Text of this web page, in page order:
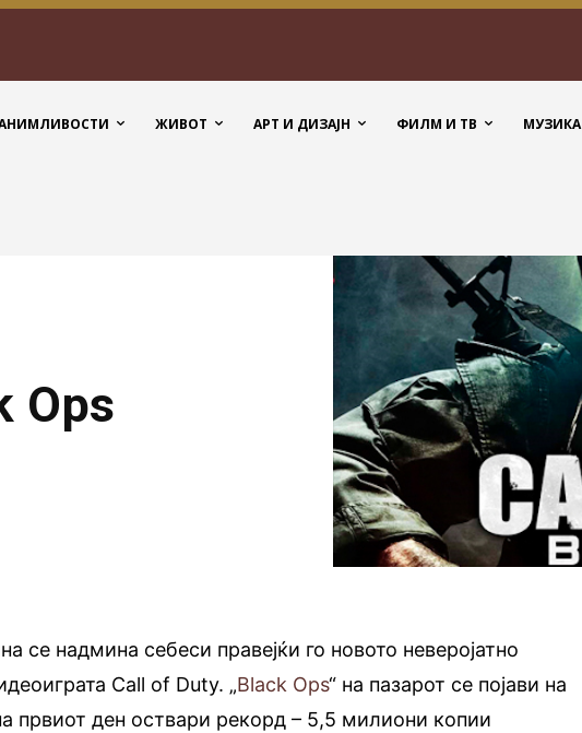
ЖИВОТ АРТ И ДИЗАЈН ФИЛМ И ТВ МУЗИКА
Ops
се надмина себеси правејќи го новото неверојатно
Call of Duty. „Black Ops“ на пазарот се појави на
првиот ден оствари рекорд – 5,5 милиони копии